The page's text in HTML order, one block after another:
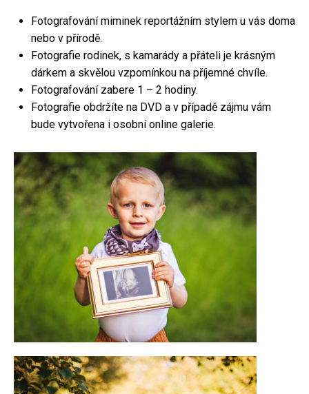
Fotografování miminek reportážním stylem u vás doma
nebo v přírodě.
Fotografie rodinek, s kamarády a přáteli je krásným
dárkem a skvělou vzpomínkou na příjemné chvíle.
Fotografování zabere 1 – 2 hodiny.
Fotografie obdržíte na DVD a v případě zájmu vám
bude vytvořena i osobní online galerie.